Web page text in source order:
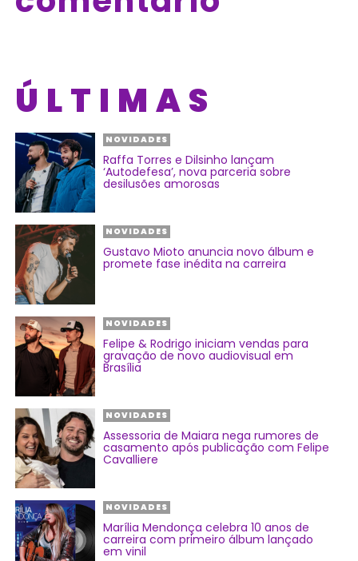
ÚLTIMAS
NOVIDADES
Raffa Torres e Dilsinho lançam
‘Autodefesa’, nova parceria sobre
desilusões amorosas
NOVIDADES
Gustavo Mioto anuncia novo álbum e
promete fase inédita na carreira
NOVIDADES
Felipe & Rodrigo iniciam vendas para
gravação de novo audiovisual em
Brasília
NOVIDADES
Assessoria de Maiara nega rumores de
casamento após publicação com Felipe
Cavalliere
NOVIDADES
Marília Mendonça celebra 10 anos de
carreira com primeiro álbum lançado
em vinil